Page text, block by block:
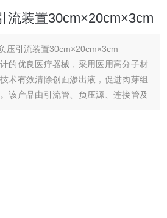
流装置30cm×20cm×3cm
压引流装置30cm×20cm×3cm
的优良医疗器械，采用医用高分子材
术有效清除创面渗出液，促进肉芽组
该产品由引流管、负压源、连接管及
理，为临床医生提供了安全可靠的创